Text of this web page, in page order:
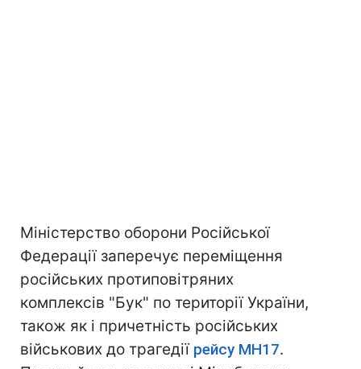
Міністерство оборони Російської
Федерації заперечує переміщення
російських протиповітряних
комплексів "Бук" по території України,
також як і причетність російських
військових до трагедії рейсу MH17.